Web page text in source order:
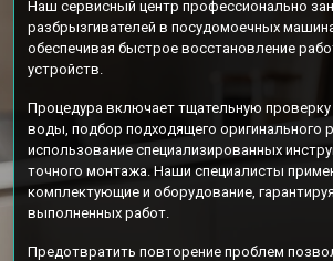
Наш сервисный центр профессионально
разбрызгивателей в посудомоечных
обеспечивая быстрое восстановление
устройств.
Процедура включает тщательную
воды, подбор подходящего оригинального
использование специализированных
точного монтажа. Наши специалисты
комплектующие и оборудование,
выполненных работ.
Предотвратить повторение проблем